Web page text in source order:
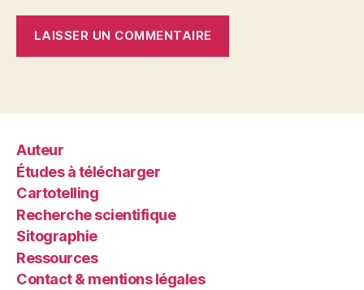
Auteur
Études à télécharger
Cartotelling
Recherche scientifique
Sitographie
Ressources
Contact & mentions légales